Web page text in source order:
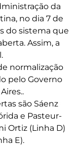
da
no dia 7 de
do sistema que
Assim, a
normalização
pelo Governo
são Sáenz
e Pasteur-
Ortiz (Linha D)
E).